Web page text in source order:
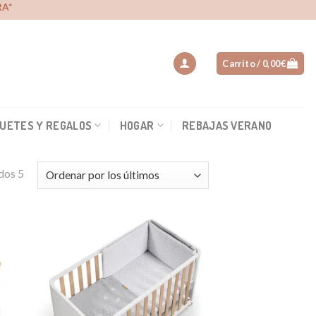
Carrito / 0,00€
Y REGALOS HOGAR REBAJAS VERANO
5
Añadir
a la
lista de
deseos